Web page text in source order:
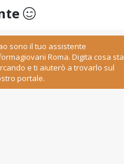
sono il tuo assistente
Roma. Digita cosa
e ti aiuterò a trovarlo sul
portale.